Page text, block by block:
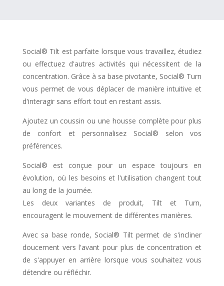
Social® Tilt est parfaite lorsque vous travaillez, étudiez
ou effectuez d'autres activités qui nécessitent de la
concentration. Grâce à sa base pivotante, Social® Turn
vous permet de vous déplacer de manière intuitive et
d'interagir sans effort tout en restant assis.
Ajoutez un coussin ou une housse complète pour plus
de confort et personnalisez Social® selon vos
préférences.
Social® est conçue pour un espace toujours en
évolution, où les besoins et l'utilisation changent tout
au long de la journée.
Les deux variantes de produit, Tilt et Turn,
encouragent le mouvement de différentes manières.
Avec sa base ronde, Social® Tilt permet de s'incliner
doucement vers l'avant pour plus de concentration et
de s'appuyer en arrière lorsque vous souhaitez vous
détendre ou réfléchir.